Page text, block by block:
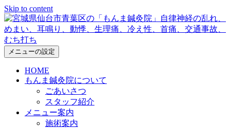
Skip to content
メニューの設定
HOME
もんま鍼灸院について
ごあいさつ
スタッフ紹介
メニュー案内
施術案内